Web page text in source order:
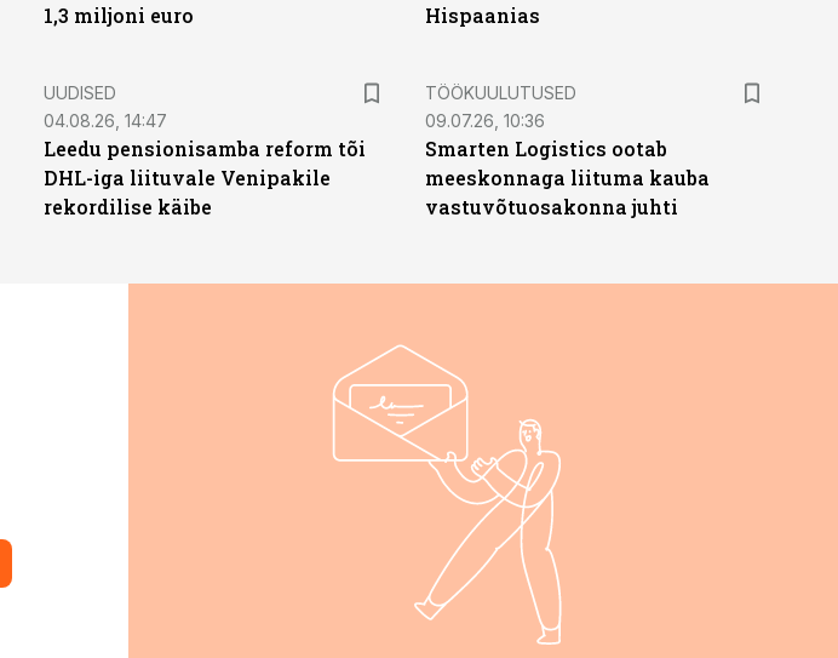
1,3 miljoni euro
Hispaanias
UUDISED
04.08.26, 14:47
Leedu pensionisamba reform tõi
DHL-iga liituvale Venipakile
rekordilise käibe
ST
TÖÖKUULUTUSED
09.07.26, 10:36
Smarten Logistics ootab
meeskonnaga liituma kauba
vastuvõtuosakonna juhti